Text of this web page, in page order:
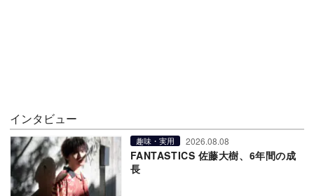
インタビュー
趣味・実用 2026.08.08
FANTASTICS 佐藤大樹、6年間の成
長